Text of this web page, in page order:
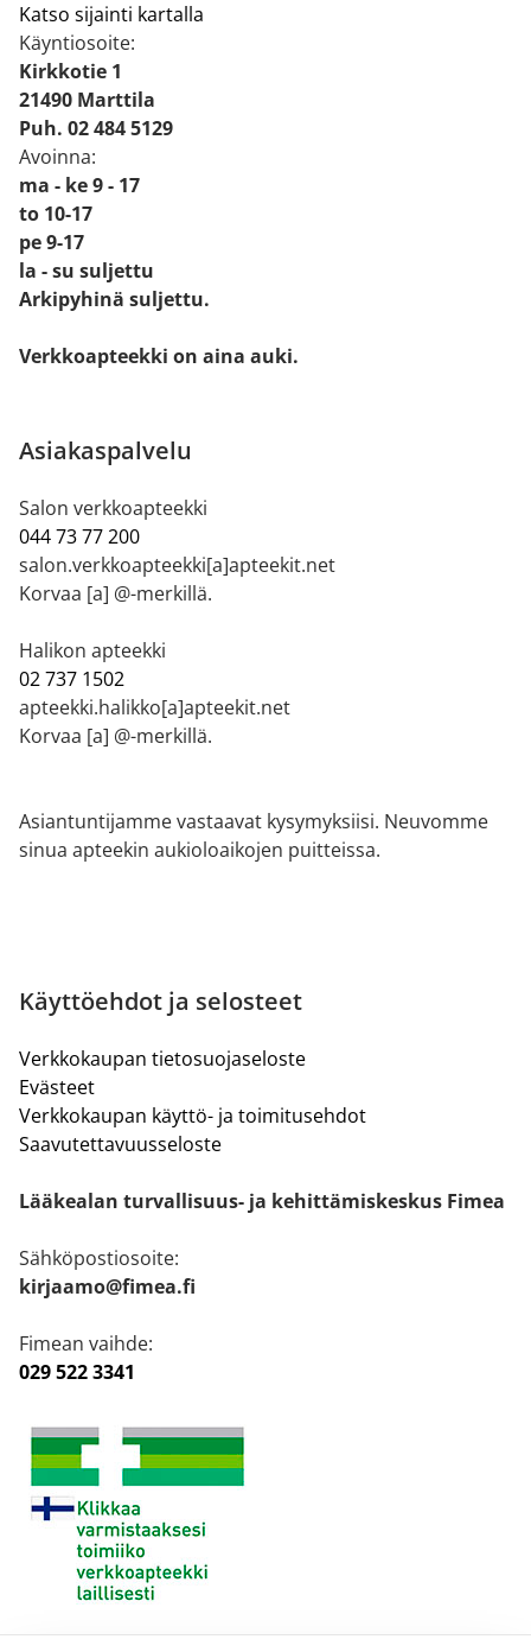
Katso sijainti kartalla
Käyntiosoite:
Kirkkotie 1
21490 Marttila
Puh. 02 484 5129
Avoinna:
ma - ke 9 - 17
to 10-17
pe 9-17
la - su suljettu
Arkipyhinä suljettu.
Verkkoapteekki on aina auki.
Asiakaspalvelu
Salon verkkoapteekki
044 73 77 200
salon.verkkoapteekki[a]apteekit.net
Korvaa [a] @-merkillä.
Halikon apteekki
02 737 1502
apteekki.halikko[a]apteekit.net
Korvaa [a] @-merkillä.
Asiantuntijamme vastaavat kysymyksiisi. Neuvomme
sinua apteekin aukioloaikojen puitteissa.
Käyttöehdot ja selosteet
Verkkokaupan tietosuojaseloste
Evästeet
Verkkokaupan käyttö- ja toimitusehdot
Saavutettavuusseloste
Lääkealan turvallisuus- ja kehittämiskeskus Fimea
Sähköpostiosoite:
kirjaamo@fimea.fi
Fimean vaihde:
029 522 3341